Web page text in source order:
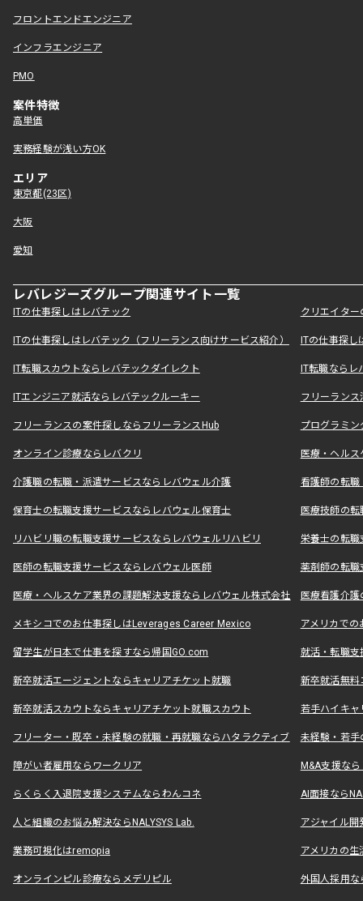
フロントエンドエンジニア
インフラエンジニア
PMO
案件特徴
高単価
実務経験が浅い方OK
エリア
東京都(23区)
大阪
愛知
レバレジーズグループ関連サイト一覧
ITの仕事探しはレバテック クリエイタ
ITの仕事探しはレバテック（フリーランス向けサービス紹介） ITの仕事探
IT転職スカウトならレバテックダイレクト IT転職なら
ITエンジニア就活ならレバテックルーキー フリーラン
フリーランスの案件探しならフリーランスHub プログラミ
オンライン診療ならレバクリ 医療・ヘル
介護職の転職・派遣サービスならレバウェル介護 看護師の転
保育士の転職支援サービスならレバウェル保育士 医療技師の
リハビリ職の転職支援サービスならレバウェルリハビリ 栄養士の転
医師の転職支援サービスならレバウェル医師 薬剤師の転
医療・ヘルスケア業界の課題解決支援ならレバウェル株式会社 医療看護介
メキシコでのお仕事探しはLeverages Career Mexico アメリカで
留学生が日本で仕事を探すなら帰国GO.com 就活・転職
新卒就活エージェントならキャリアチケット就職 新卒就活無料
新卒就活スカウトならキャリアチケット就職スカウト 若手ハイキ
フリーター・既卒・未経験の就職・再就職ならハタラクティブ 未経験・若手
障がい者雇用ならワークリア M&A支援な
らくらく入退院支援システムならわんコネ AI面接なら
人と組織のお悩み解決ならNALYSYS Lab. アジャイル
業務可視化はremopia アメリカの
オンラインピル診療ならメデリピル 外国人採用